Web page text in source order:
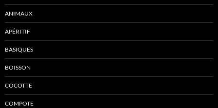
ANIMAUX
APÉRITIF
BASIQUES
BOISSON
COCOTTE
COMPOTE